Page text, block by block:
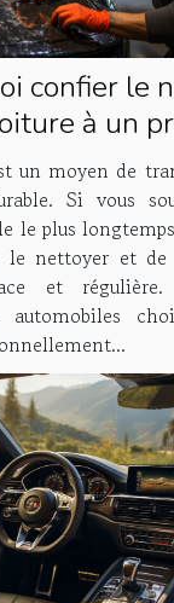
confier le
à un
spécialisé ?
un moyen de
Si vous
le plus
le nettoyer et de
et régulière.
automobiles